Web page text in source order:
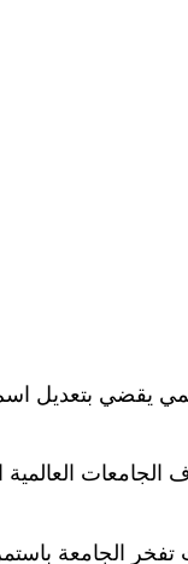
يقضي بتعديل
الجامعة